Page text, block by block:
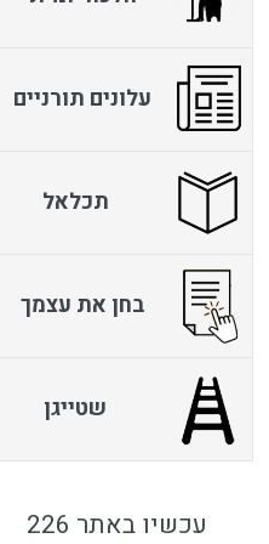
עלונים תורניים
תכלאל
בחן את עצמך
שטייגן
עכשיו באתר 226